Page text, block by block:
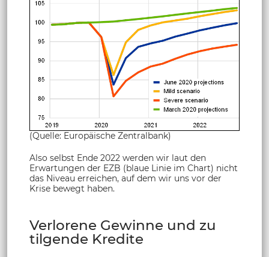
(Quelle: Europäische Zentralbank)
Also selbst Ende 2022 werden wir laut den
Erwartungen der EZB (blaue Linie im Chart) nicht
das Niveau erreichen, auf dem wir uns vor der
Krise bewegt haben.
Verlorene Gewinne und zu
tilgende Kredite